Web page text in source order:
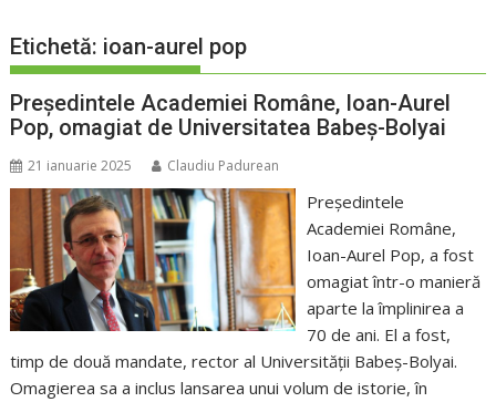
Etichetă: ioan-aurel pop
Președintele Academiei Române, Ioan-Aurel
Pop, omagiat de Universitatea Babeș-Bolyai
21 ianuarie 2025 Claudiu Padurean
Președintele
Academiei Române,
Ioan-Aurel Pop, a fost
omagiat într-o manieră
aparte la împlinirea a
70 de ani. El a fost,
timp de două mandate, rector al Universității Babeș-Bolyai.
Omagierea sa a inclus lansarea unui volum de istorie, în